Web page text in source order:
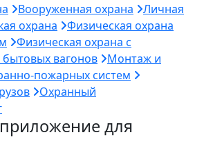
Вооруженная охрана
Личная
охрана
Физическая охрана
Физическая охрана с
вагонов
Монтаж и
пожарных систем
Охранный
для